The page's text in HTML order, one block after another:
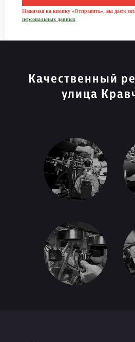
Нажимая на кнопку «Отправить», вы даете
персональных данных
Качественный
улица